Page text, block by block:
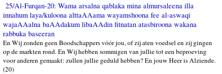
25/Al-Furqan-20: Wama arsalna qablaka mina almursaleena illa
innahum laya/kuloona alttaAAama wayamshoona fee al-aswaqi
wajaAAalna baAAdakum libaAAdin fitnatan atasbiroona wakana
rabbuka baseeran
En Wij zonden geen Boodschappers vóór jou, of zij aten voedsel en zij gingen
op de markten rond. En Wij hebben sommigen van jullie tot een beproeving
voor anderen gemaakt: zullen jullie geduld hebben? En jouw Heer is Alziende.
(20)